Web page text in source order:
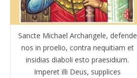
Sancte Michael Archangele, defende
nos in proelio, contra nequitiam et
insidias diaboli esto praesidium.
Imperet illi Deus, supplices